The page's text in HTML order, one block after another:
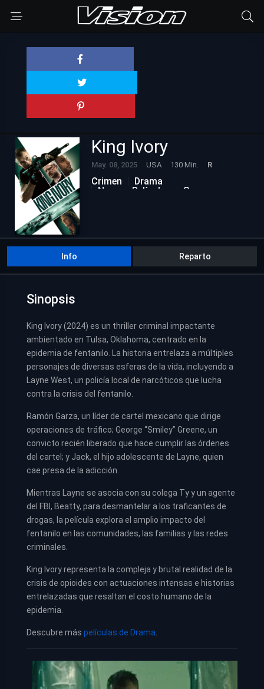
King Ivory
May. 08, 2025 USA 130 Min. R
Crimen
Drama
Nuevas Películas
Suspenso
Info Reparto
Sinopsis
King Ivory (2024) es un thriller criminal impactante
ambientado en Tulsa, Oklahoma, centrado en la
epidemia de fentanilo. La historia entrelaza a múltiples
personajes de diversas esferas de la vida, incluyendo a
Layne West, un policía local de narcóticos que lucha
contra la crisis del fentanilo.
Ramón Garza, un líder de cartel mexicano que dirige
operaciones de tráfico; George “Smiley” Greene, un
convicto recién liberado que hace cumplir las órdenes
del cartel; y Jack, el hijo adolescente de Layne, quien
cae presa de la adicción.
Mientras Layne se asocia con su colega Ty y un agente
del FBI, Beatty, para desmantelar a los traficantes de
drogas, la película explora el amplio impacto del
fentanilo en las comunidades, las familias y las redes
criminales.
King Ivory representa la compleja y brutal realidad de la
crisis de opioides con actuaciones intensas e historias
entrelazadas que resaltan el costo humano de la
epidemia.
Descubre más películas de Drama